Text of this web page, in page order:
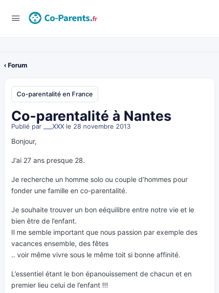
‹ Forum
Co-parentalité en France
Co-parentalité à Nantes
Publié par ___XXX le 28 novembre 2013
Bonjour,
J’ai 27 ans presque 28.
Je recherche un homme solo ou couple d’hommes pour
fonder une famille en co-parentalité.
Je souhaite trouver un bon eéquilibre entre notre vie et le
bien être de l’enfant.
Il me semble important que nous passion par exemple des
vacances ensemble, des fêtes
.. voir même vivre sous le même toit si bonne affinité.
L’essentiel étant le bon épanouissement de chacun et en
premier lieu celui de l’enfant !!!